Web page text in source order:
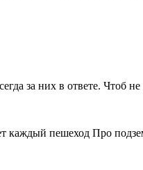
за них в ответе. Чтоб
каждый пешеход Про